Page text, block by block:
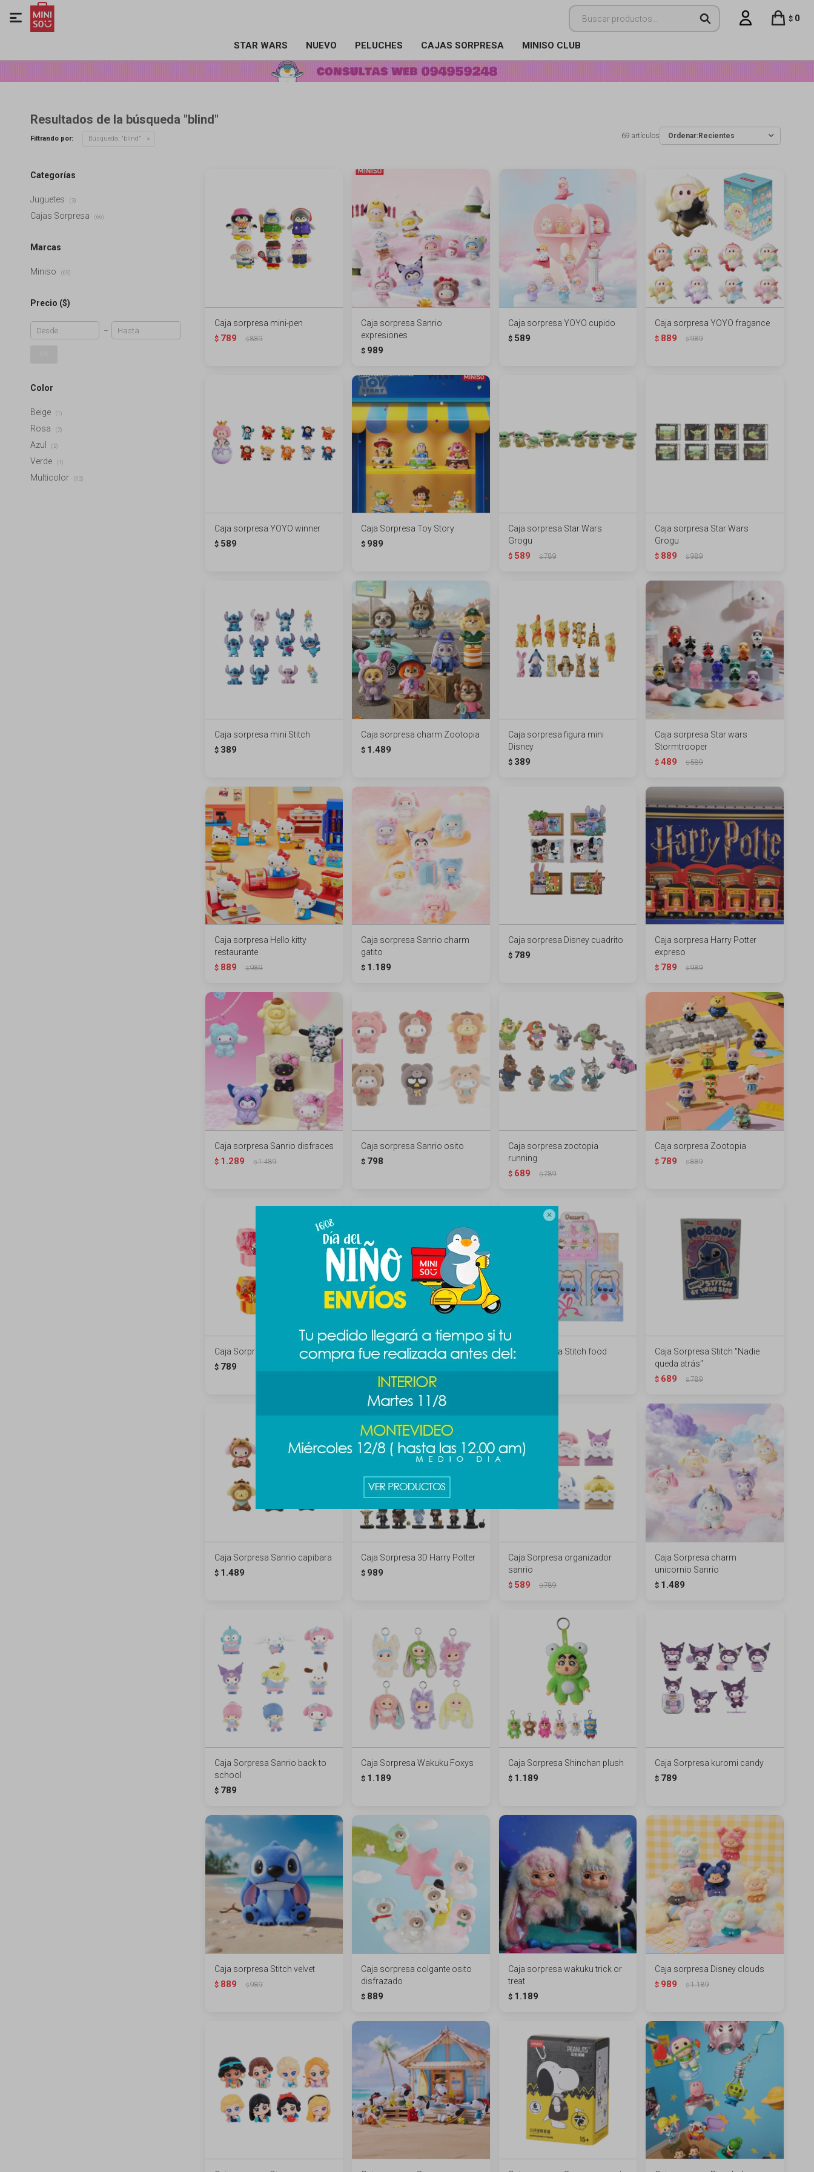

STAR WARS NUEVO PELUCHES CAJAS SORPRESA MINISO CLUB
$ 0

Resultados de la búsqueda "blind"
69 artículos Recientes
Filtrando por: Búsqueda: "blind"
Caja sorpresa mini-pen
$ 789 $889
Caja sorpresa Sanrio
expresiones
$ 989
Caja sorpresa YOYO cupido
$ 589
Caja sorpresa YOYO fragance
$ 889 $989
Caja sorpresa YOYO winner
$ 589
Caja Sorpresa Toy Story
$ 989
Caja sorpresa Star Wars
Grogu
$ 589 $789
Caja sorpresa Star Wars
Grogu
$ 889 $989
Caja sorpresa mini Stitch
$ 389
Caja sorpresa charm Zootopia
$ 1.489
Caja sorpresa figura mini
Disney
$ 389
Caja sorpresa Star wars
Stormtrooper
$ 489 $589
Caja sorpresa Hello kitty
restaurante
$ 889 $989
Caja sorpresa Sanrio charm
gatito
$ 1.189
Caja sorpresa Disney cuadrito
$ 789
Caja sorpresa Harry Potter
expreso
$ 789 $989
Caja sorpresa Sanrio disfraces
$ 1.289 $1.489
Caja sorpresa Sanrio osito
$ 798
Caja sorpresa zootopia
running
$ 689 $789
Caja sorpresa Zootopia
$ 789 $889
Caja Sorpresa gema Disney
$ 789
Caja sorpresa juguete
189
Caja Sorpresa Stitch food
Caja Sorpresa Stitch "Nadie
queda atrás"
$ 689 $789
Caja Sorpresa Sanrio capibara
$ 1.489
Caja Sorpresa 3D Harry Potter
$ 989
Caja Sorpresa organizador
sanrio
$ 589 $789
Caja Sorpresa charm
unicornio Sanrio
$ 1.489
Caja Sorpresa Sanrio back to
school
$ 789
Caja Sorpresa Wakuku Foxys
$ 1.189
Caja Sorpresa Shinchan plush
$ 1.189
Caja Sorpresa kuromi candy
$ 789
Caja sorpresa Stitch velvet
$ 889 $989
Caja sorpresa colgante osito
disfrazado
$ 889
Caja sorpresa wakuku trick or
treat
$ 1.189
Caja sorpresa Disney clouds
$ 989 $1.189
Categorías
Juguetes (3)
Cajas Sorpresa (66)
Marcas
Miniso (69)
Precio ($)
Color
Beige (1)
Rosa (2)
Azul (2)
Verde (1)
Multicolor (62)